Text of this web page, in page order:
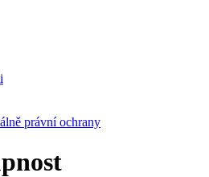
právní ochrany